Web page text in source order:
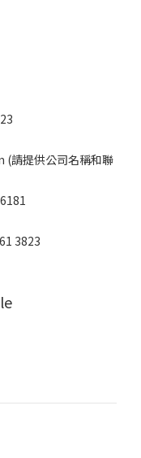
請提供公司名稱和聯
3823